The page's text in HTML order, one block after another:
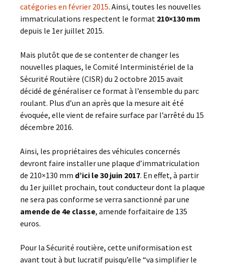
catégories en février 2015. Ainsi, toutes les nouvelles
immatriculations respectent le format 210×130 mm
depuis le 1er juillet 2015.
Mais plutôt que de se contenter de changer les
nouvelles plaques, le Comité Interministériel de la
Sécurité Routière (CISR) du 2 octobre 2015 avait
décidé de généraliser ce format à l’ensemble du parc
roulant. Plus d’un an après que la mesure ait été
évoquée, elle vient de refaire surface par l’arrêté du 15
décembre 2016.
Ainsi, les propriétaires des véhicules concernés
devront faire installer une plaque d’immatriculation
de 210×130 mm d’ici le 30 juin 2017. En effet, à partir
du 1er juillet prochain, tout conducteur dont la plaque
ne sera pas conforme se verra sanctionné par une
amende de 4e classe, amende forfaitaire de 135
euros.
Pour la Sécurité routière, cette uniformisation est
avant tout à but lucratif puisqu’elle “va simplifier le